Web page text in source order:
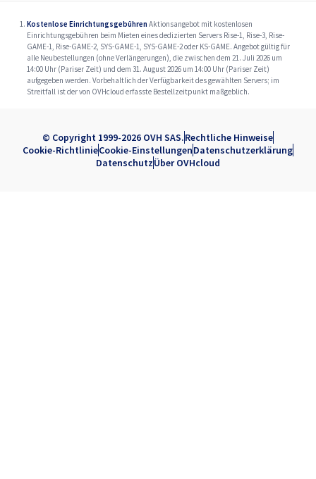
Kostenlose Einrichtungsgebühren Aktionsangebot mit kostenlosen
Einrichtungsgebühren beim Mieten eines dedizierten Servers Rise-1, Rise-3, Rise-
GAME-1, Rise-GAME-2, SYS-GAME-1, SYS-GAME-2 oder KS-GAME. Angebot gültig für
alle Neubestellungen (ohne Verlängerungen), die zwischen dem 21. Juli 2026 um
14:00 Uhr (Pariser Zeit) und dem 31. August 2026 um 14:00 Uhr (Pariser Zeit)
aufgegeben werden. Vorbehaltlich der Verfügbarkeit des gewählten Servers; im
Streitfall ist der von OVHcloud erfasste Bestellzeitpunkt maßgeblich.
© Copyright 1999-2026 OVH SAS.Rechtliche Hinweise
Cookie-RichtlinieCookie-EinstellungenDatenschutzerklärung
DatenschutzÜber OVHcloud